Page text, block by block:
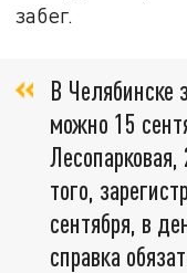
забег.
В Челябинске
можно 15
того,
сентября, в
справка